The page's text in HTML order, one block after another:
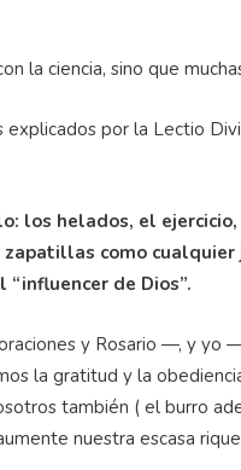
la ciencia, sino que
por la Lectio
los helados, el
como cualquier
de Dios”.
y Rosario —, y yo
la gratitud y la
también ( el burro
nuestra escasa